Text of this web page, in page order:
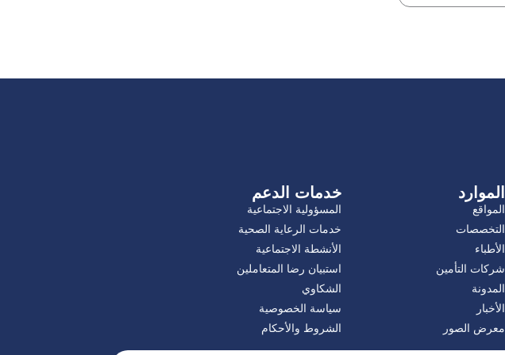
الموارد
المواقع
التخصصات
الأطباء
شركات التأمين
المدونة
الأخبار
معرض الصور
خدمات الدعم
المسؤولية الاجتماعية
خدمات الرعاية الصحية
الأنشطة الاجتماعية
استبيان رضا المتعاملين
الشكاوي
سياسة الخصوصية
الشروط والأحكام